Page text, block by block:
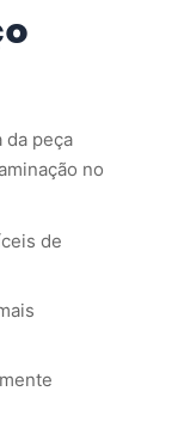
da peça
no
de